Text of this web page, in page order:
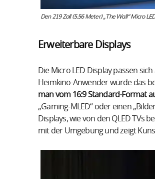
Den 219 Zoll (5.56 Meter) „The Wall“ Micro
Erweiterbare Displays
Die Micro LED Display passen
Heimkino-Anwender würde das
man vom 16:9 Standard-Format
„Gaming-MLED“ oder einen
Displays, wie von den QLED TVs
mit der Umgebung und zeigt